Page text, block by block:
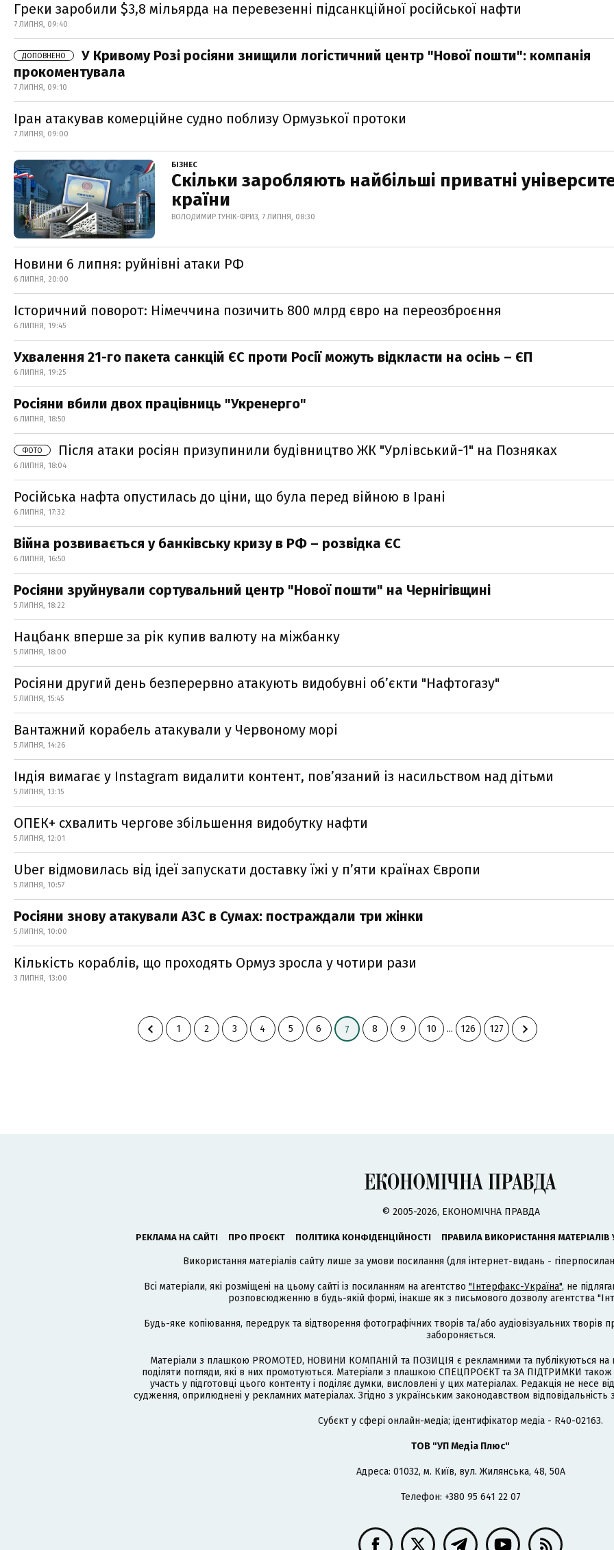
Греки заробили $3,8 мільярда на перевезенні підсанкційної російської нафти
7 ЛИПНЯ, 09:40
ДОПОВНЕНО
У Кривому Розі росіяни знищили логістичний центр "Нової пошти": компанія
прокоментувала
7 ЛИПНЯ, 09:10
Іран атакував комерційне судно поблизу Ормузької протоки
7 ЛИПНЯ, 09:00
БІЗНЕС
Скільки заробляють найбільші приватні
країни
ВОЛОДИМИР ТУНІК-ФРИЗ, 7 ЛИПНЯ, 08:30
Новини 6 липня: руйнівні атаки РФ
6 ЛИПНЯ, 20:00
Історичний поворот: Німеччина позичить 800 млрд євро на переозброєння
6 ЛИПНЯ, 19:45
Ухвалення 21-го пакета санкцій ЄС проти Росії можуть відкласти на осінь – ЄП
6 ЛИПНЯ, 19:25
Росіяни вбили двох працівниць "Укренерго"
6 ЛИПНЯ, 18:50
ФОТО Після атаки росіян призупинили будівництво ЖК "Урлівський-1" на Позняках
6 ЛИПНЯ, 18:04
Російська нафта опустилась до ціни, що була перед війною в Ірані
6 ЛИПНЯ, 17:32
Війна розвивається у банківську кризу в РФ – розвідка ЄС
6 ЛИПНЯ, 16:50
Росіяни зруйнували сортувальний центр "Нової пошти" на Чернігівщині
5 ЛИПНЯ, 18:22
Нацбанк вперше за рік купив валюту на міжбанку
5 ЛИПНЯ, 18:00
Росіяни другий день безперервно атакують видобувні обʼєкти "Нафтогазу"
5 ЛИПНЯ, 15:45
Вантажний корабель атакували у Червоному морі
5 ЛИПНЯ, 14:26
Індія вимагає у Instagram видалити контент, пов’язаний із насильством над дітьми
5 ЛИПНЯ, 13:15
ОПЕК+ схвалить чергове збільшення видобутку нафти
5 ЛИПНЯ, 12:01
Uber відмовилась від ідеї запускати доставку їжі у пʼяти країнах Європи
5 ЛИПНЯ, 10:57
Росіяни знову атакували АЗС в Сумах: постраждали три жінки
5 ЛИПНЯ, 10:00
Кількість кораблів, що проходять Ормуз зросла у чотири рази
3 ЛИПНЯ, 13:00
1 2 3 4 5 6 7 8 9 10 ... 126 127
© 2005-2026, ЕКОНОМІЧНА ПРАВДА
РЕКЛАМА НА САЙТІ ПРО ПРОЄКТ ПОЛІТИКА КОНФІДЕНЦІЙНОСТІ ПРАВИЛА ВИКОРИСТАННЯ МАТЕРІАЛІВ
Використання матеріалів сайту лише за умови посилання (для інтернет-видань -
Всі матеріали, які розміщені на цьому сайті із посиланням на агентство "Інтерфакс-Україна", не
розповсюдженню в будь-якій формі, інакше як з письмового дозволу агентства
Будь-яке копіювання, передрук та відтворення фотографічних творів та/або аудіовізуальних
забороняється.
Матеріали з плашкою PROMOTED, НОВИНИ КОМПАНІЙ та ПОЗИЦІЯ є рекламними та публікуються на
поділяти погляди, які в них промотуються. Матеріали з плашкою СПЕЦПРОЄКТ та ЗА ПІДТРИМКИ
участь у підготовці цього контенту і поділяє думки, висловлені у цих матеріалах. Редакція не несе
судження, оприлюднені у рекламних матеріалах. Згідно з українським законодавством
Cубєкт у сфері онлайн-медіа; ідентифікатор медіа - R40-02163.
ТОВ "УП Медіа Плюс"
Адреса: 01032, м. Київ, вул. Жилянська, 48, 50А
Телефон: +380 95 641 22 07